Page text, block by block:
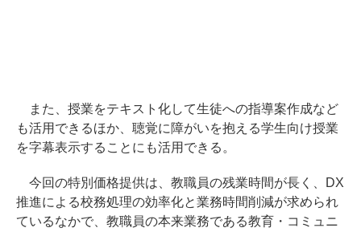
また、授業をテキスト化して生徒への指導案作成など
も活用できるほか、聴覚に障がいを抱える学生向け授業
を字幕表示することにも活用できる。
今回の特別価格提供は、教職員の残業時間が長く、DX
推進による校務処理の効率化と業務時間削減が求められ
ているなかで、教職員の本来業務である教育・コミュニ